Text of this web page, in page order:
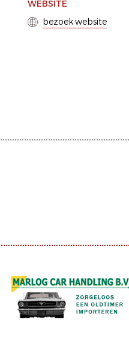
WEBSITE
bezoek website